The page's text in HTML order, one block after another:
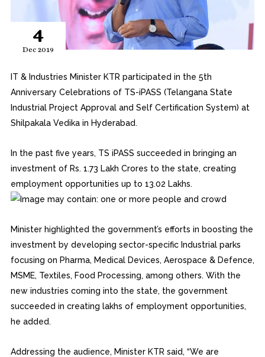
4
Dec 2019
IT & Industries Minister KTR participated in the 5th
Anniversary Celebrations of TS-iPASS (Telangana State
Industrial Project Approval and Self Certification System) at
Shilpakala Vedika in Hyderabad.
In the past five years, TS iPASS succeeded in bringing an
investment of Rs. 1.73 Lakh Crores to the state, creating
employment opportunities up to 13.02 Lakhs.
Minister highlighted the government’s efforts in boosting the
investment by developing sector-specific Industrial parks
focusing on Pharma, Medical Devices, Aerospace & Defence,
MSME, Textiles, Food Processing, among others. With the
new industries coming into the state, the government
succeeded in creating lakhs of employment opportunities,
he added.
Addressing the audience, Minister KTR said, “We are